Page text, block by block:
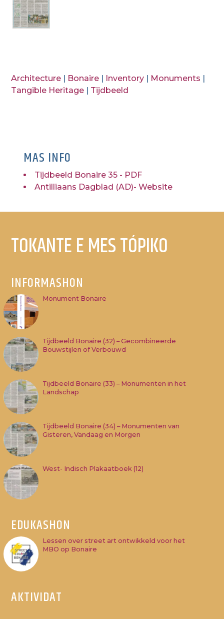
Architecture | Bonaire | Inventory | Monuments |
Tangible Heritage | Tijdbeeld
MAS INFO
Tijdbeeld Bonaire 35 - PDF
Antilliaans Dagblad (AD)- Website
TOKANTE E MES TÓPIKO
INFORMASHON
Monument Bonaire
Tijdbeeld Bonaire (32) – Gecombineerde
Bouwstijlen of Verbouwd
Tijdbeeld Bonaire (33) – Monumenten in het
Landschap
Tijdbeeld Bonaire (34) – Monumenten van
Gisteren, Vandaag en Morgen
West- Indisch Plakaatboek (12)
EDUKASHON
Lessen over street art ontwikkeld voor het
MBO op Bonaire
AKTIVIDAT